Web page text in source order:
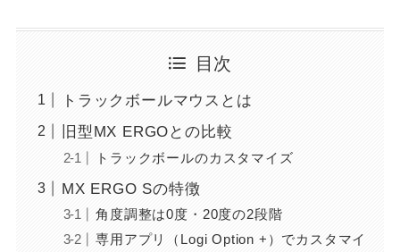
目次
トラックボールマウスとは
旧型MX ERGOとの比較
トラックボールのカスタマイズ
MX ERGO Sの特徴
角度調整は0度・20度の2段階
専用アプリ（Logi Option +）でカスタマイ